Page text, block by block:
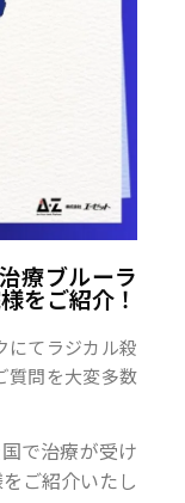
療ブルーラ
をご紹介！
にてラジカル殺
質問を大変多数
で治療が受け
ご紹介いたし